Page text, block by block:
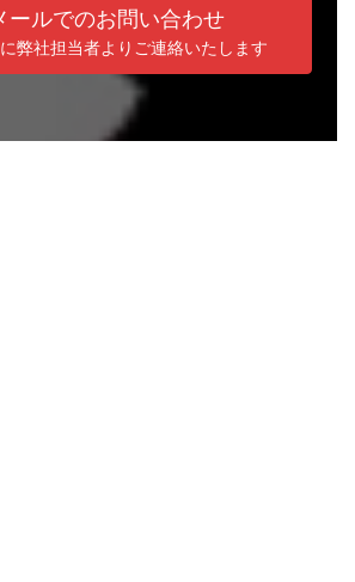
ールでのお問い合わせ
弊社担当者よりご連絡いたします